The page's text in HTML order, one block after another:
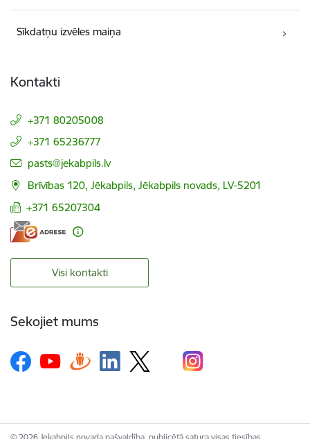
Sīkdatņu izvēles maiņa
Kontakti
+371 80205008
+371 65236777
E-pasts:
pasts@jekabpils.lv
Brīvības 120, Jēkabpils, Jēkabpils novads, LV-5201
+371 65207304
Visi kontakti
Sekojiet mums